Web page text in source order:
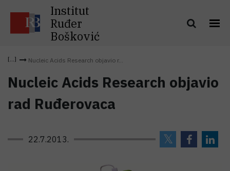
Institut
Ruđer
Bošković
Nucleic Acids Research objavio r...
Nucleic Acids Research objavio
rad Ruđerovaca
22.7.2013.